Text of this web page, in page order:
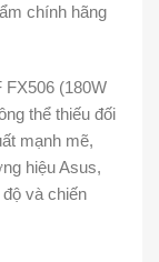
chính hãng
FX506 (180W
thể thiếu đối
mạnh mẽ,
hiệu Asus,
và chiến